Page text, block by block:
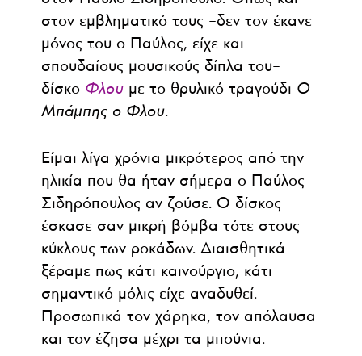
στον εμβληματικό τους –δεν τον έκανε
μόνος του ο Παύλος, είχε και
σπουδαίους μουσικούς δίπλα του–
δίσκο Φλουμε το θρυλικό τραγούδι Ο
Μπάμπης ο Φλου.
Είμαι λίγα χρόνια μικρότερος από την
ηλικία που θα ήταν σήμερα ο Παύλος
Σιδηρόπουλος αν ζούσε. Ο δίσκος
έσκασε σαν μικρή βόμβα τότε στους
κύκλους των ροκάδων. Διαισθητικά
ξέραμε πως κάτι καινούργιο, κάτι
σημαντικό μόλις είχε αναδυθεί.
Προσωπικά τον χάρηκα, τον απόλαυσα
και τον έζησα μέχρι τα μπούνια.